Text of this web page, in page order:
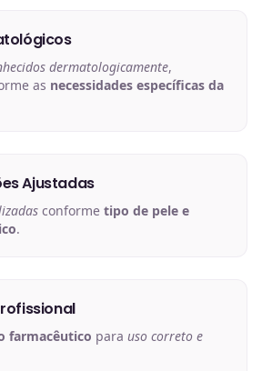
dermatologicamente,
as necessidades específicas da
Ajustadas
conforme tipo de pele e
.
farmacêutico para uso correto e